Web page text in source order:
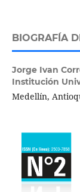
BIOGRAFÍA
Jorge Ivan
Institución
Medellín,